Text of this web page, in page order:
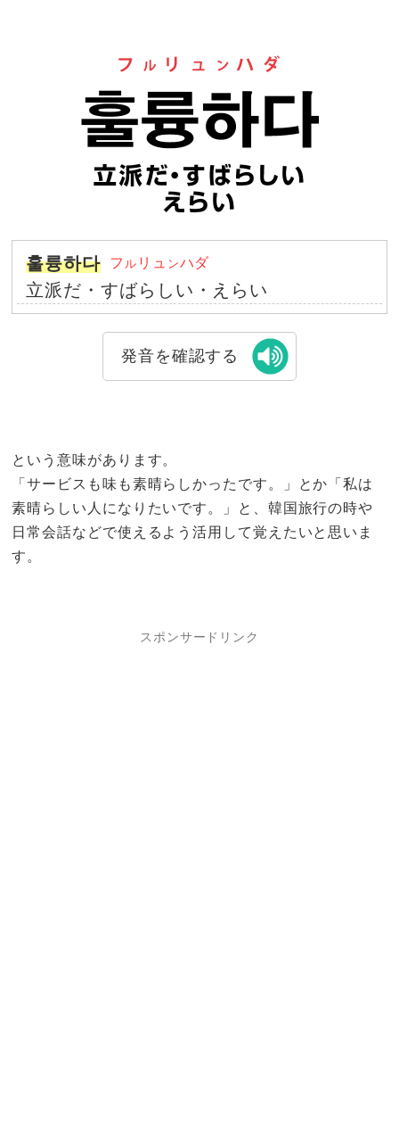
훌륭하다 フ ル リュ ンハダ
立派だ・すばらしい・えらい
発音を確認する
という意味があります。
「サービスも味も素晴らしかったです。」とか「私は
素晴らしい人になりたいです。」と、韓国旅行の時や
日常会話などで使えるよう活用して覚えたいと思いま
す。
スポンサードリンク